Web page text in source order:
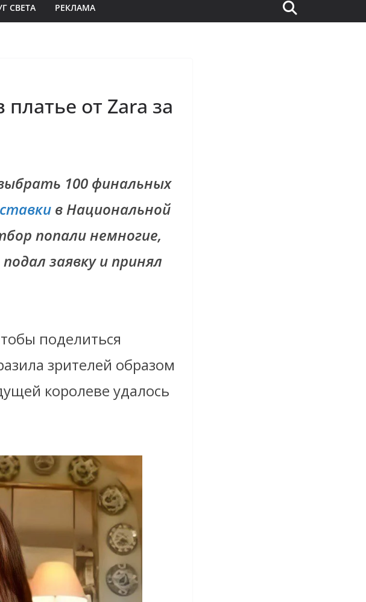
СВЕТА РЕКЛАМА
от Zara за
100 финальных
в Национальной
попали немногие,
заявку и принял
поделиться
зрителей образом
королеве удалось